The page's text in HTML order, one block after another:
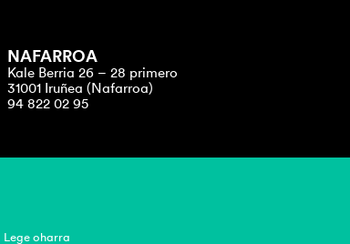
NAFARROA
Kale Berria 26 – 28 primero
31001 Iruñea (Nafarroa)
94 822 02 95
Lege oharra